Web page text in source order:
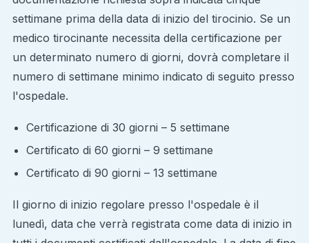
settimane prima della data di inizio del tirocinio. Se un
medico tirocinante necessita della certificazione per
un determinato numero di giorni, dovrà completare il
numero di settimane minimo indicato di seguito presso
l'ospedale.
Certificazione di 30 giorni – 5 settimane
Certificato di 60 giorni – 9 settimane
Certificato di 90 giorni – 13 settimane
Il giorno di inizio regolare presso l'ospedale è il
lunedì, data che verrà registrata come data di inizio in